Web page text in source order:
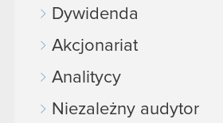
Dywidenda
Akcjonariat
Analitycy
Niezależny audytor